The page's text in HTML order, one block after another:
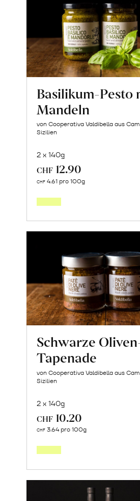
Basilikum-Pesto
Mandeln
von Cooperativa Valdibella aus
Sizilien
2 x 140g
CHF 12.90
CHF 4.61 pro 100g
Schwarze
Tapenade
von Cooperativa Valdibella aus
Sizilien
2 x 140g
CHF 10.20
CHF 3.64 pro 100g